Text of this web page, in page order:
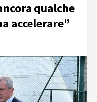
qualche
accelerare”